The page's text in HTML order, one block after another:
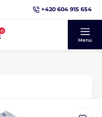
+420 604 915 654
0
Menu